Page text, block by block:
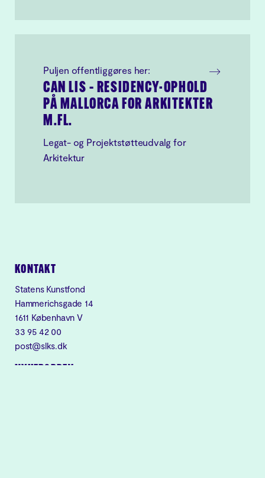
Puljen offentliggøres her:
CAN LIS – RESIDENCY-OPHOLD
PÅ MALLORCA FOR ARKITEKTER
M.FL.
Legat- og Projektstøtteudvalg for
Arkitektur
KONTAKT
Statens Kunstfond
Hammerichsgade 14
1611 København V
33 95 42 00
post@slks.dk